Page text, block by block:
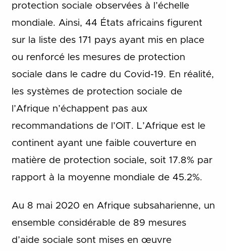
protection sociale observées à l’échelle
mondiale. Ainsi, 44 États africains figurent
sur la liste des 171 pays ayant mis en place
ou renforcé les mesures de protection
sociale dans le cadre du Covid-19. En réalité,
les systèmes de protection sociale de
l’Afrique n’échappent pas aux
recommandations de l’OIT. L’Afrique est le
continent ayant une faible couverture en
matière de protection sociale, soit 17.8% par
rapport à la moyenne mondiale de 45.2%.
Au 8 mai 2020 en Afrique subsaharienne, un
ensemble considérable de 89 mesures
d’aide sociale sont mises en œuvre